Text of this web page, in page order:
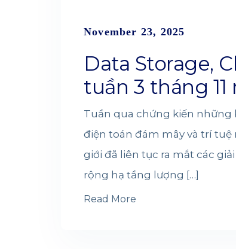
November 23, 2025
Data Storage,
tuần 3 tháng 11
Tuần qua chứng kiến những
điện toán đám mây và trí
giới đã liên tục ra mắt các
rộng hạ tầng lượng […]
Read More